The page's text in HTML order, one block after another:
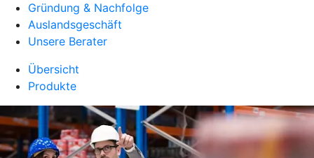
Gründung & Nachfolge
Auslandsgeschäft
Unsere Berater
Übersicht
Produkte